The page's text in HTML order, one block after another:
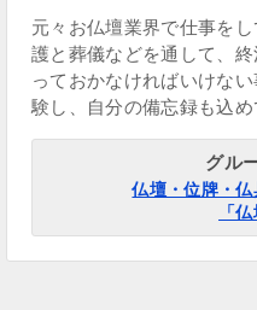
元々お仏壇業界で仕事を
護と葬儀などを通して、
っておかなければいけな
験し、自分の備忘録も込め
グル
仏壇・位牌・
「